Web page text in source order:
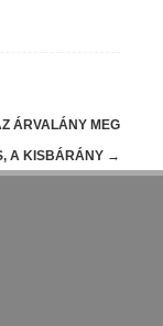
ÁRVALÁNY MEG
A KISBÁRÁNY →